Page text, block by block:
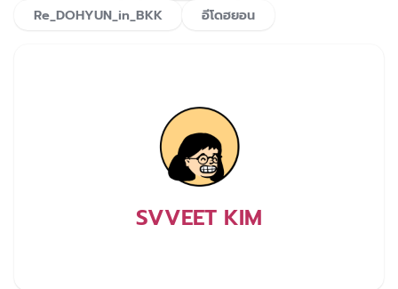
Re_DOHYUN_in_BKK
อีโดฮยอน
SVVEET KIM